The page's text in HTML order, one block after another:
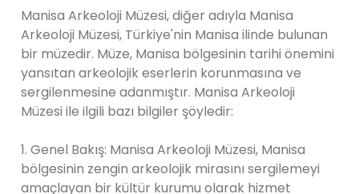
Manisa Arkeoloji Müzesi, diğer adıyla Manisa
Arkeoloji Müzesi, Türkiye'nin Manisa ilinde bulunan
bir müzedir. Müze, Manisa bölgesinin tarihi önemini
yansıtan arkeolojik eserlerin korunmasına ve
sergilenmesine adanmıştır. Manisa Arkeoloji
Müzesi ile ilgili bazı bilgiler şöyledir:
1. Genel Bakış: Manisa Arkeoloji Müzesi, Manisa
bölgesinin zengin arkeolojik mirasını sergilemeyi
amaçlayan bir kültür kurumu olarak hizmet